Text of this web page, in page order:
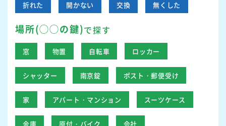
折れた 開かない 交換 無くした
場所(◯◯の鍵)で探す
窓 物置 自転車 ロッカー
シャッター 南京錠 ポスト・郵便受け
家 アパート・マンション スーツケース
金庫 原付・バイク 会社